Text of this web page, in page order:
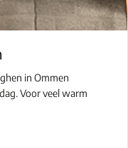
in Ommen
Voor veel warm